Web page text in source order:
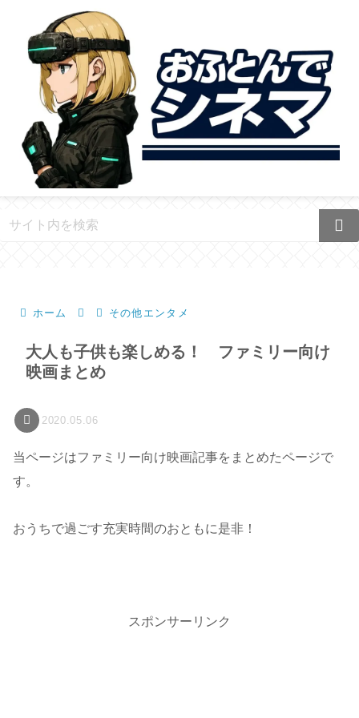
ホーム その他エンタメ
大人も子供も楽しめる！ ファミリー向け
映画まとめ
2020.05.06
当ページはファミリー向け映画記事をまとめたページで
す。
おうちで過ごす充実時間のおともに是非！
スポンサーリンク